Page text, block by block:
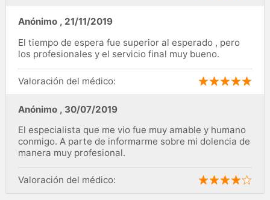
Anónimo , 21/11/2019
El tiempo de espera fue superior al esperado , pero
los profesionales y el servicio final muy bueno.
Valoración del médico:
Anónimo , 30/07/2019
El especialista que me vio fue muy amable y humano
conmigo. A parte de informarme sobre mi dolencia de
manera muy profesional.
Valoración del médico: